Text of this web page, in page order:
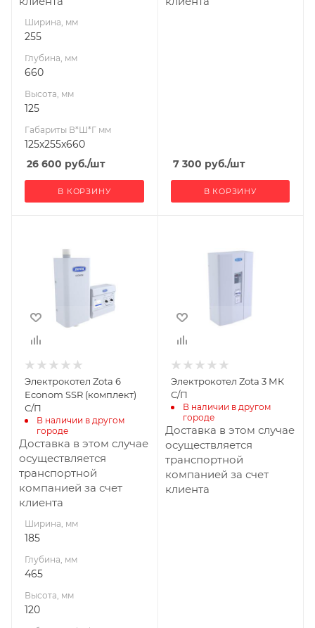
Ширина, мм
255
Глубина, мм
660
Высота, мм
125
Габариты В*Ш*Г мм
125x255x660
26 600 руб./шт
В КОРЗИНУ
7 300 руб./шт
В КОРЗИНУ
Глубина, мм
120
Габариты В*Ш*Г мм
Гарантия, мес.
12
Электрокотел Zota 6
Econom SSR (комплект)
С/П
В наличии в другом
городе
Доставка в этом случае
осуществляется
транспортной
компанией за счет
клиента
Ширина, мм
185
Глубина, мм
465
Высота, мм
120
Электрокотел Zota 3 МК
С/П
В наличии в другом
городе
Доставка в этом случае
осуществляется
транспортной
компанией за счет
клиента